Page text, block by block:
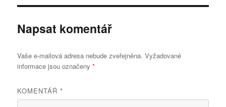
Napsat komentář
Vaše e-mailová adresa nebude zveřejněna. Vyžadované
informace jsou označeny*
KOMENTÁŘ*